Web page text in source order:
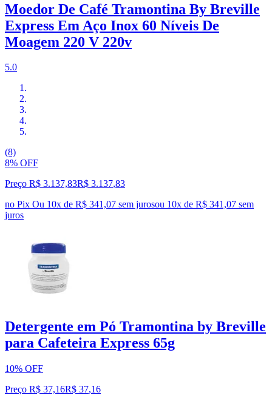
Moedor De Café Tramontina By Breville
Express Em Aço Inox 60 Níveis De
Moagem 220 V 220v
5.0
(8)
8% OFF
Preço R$ 3.137,83R$ 3.137,83
no Pix Ou 10x de R$ 341,07 sem jurosou 10x de R$ 341,07 sem
juros
Detergente em Pó Tramontina by Breville
para Cafeteira Express 65g
10% OFF
Preço R$ 37,16R$ 37,16